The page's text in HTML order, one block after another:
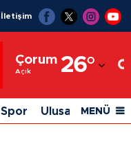
İletişim
Çorum
Açık 26°
Adıyaman
Afyonkarahisar
Ağrı
Spor Ulusal Siyaset
MENÜ